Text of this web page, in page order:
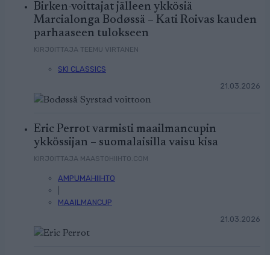
Birken-voittajat jälleen ykkösiä
Marcialonga Bodøssä – Kati Roivas kauden
parhaaseen tulokseen
KIRJOITTAJA TEEMU VIRTANEN
SKI CLASSICS
21.03.2026
Eric Perrot varmisti maailmancupin
ykkössijan – suomalaisilla vaisu kisa
KIRJOITTAJA MAASTOHIIHTO.COM
AMPUMAHIIHTO
MAAILMANCUP
21.03.2026